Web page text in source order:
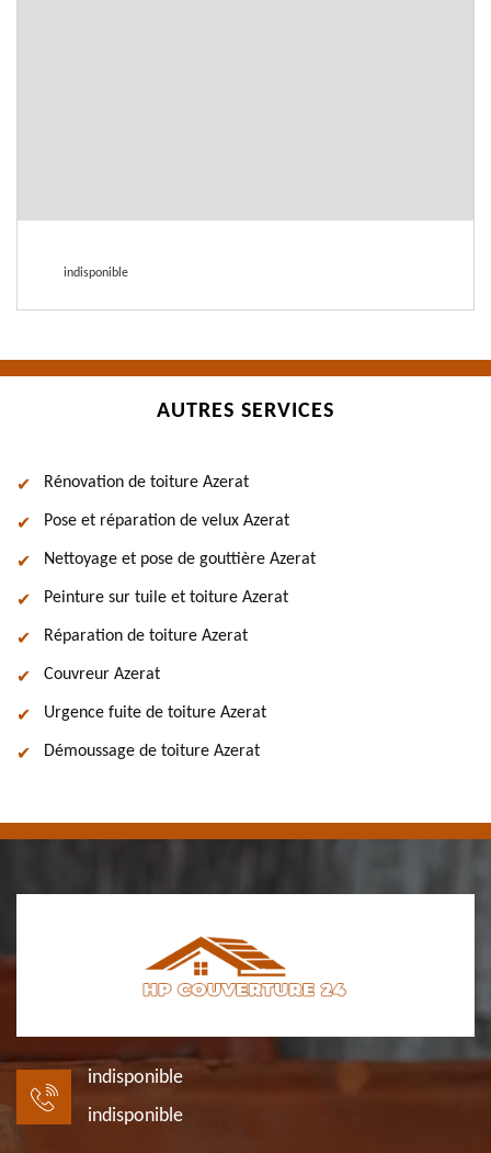
indisponible
AUTRES SERVICES
Rénovation de toiture Azerat
Pose et réparation de velux Azerat
Nettoyage et pose de gouttière Azerat
Peinture sur tuile et toiture Azerat
Réparation de toiture Azerat
Couvreur Azerat
Urgence fuite de toiture Azerat
Démoussage de toiture Azerat
indisponible
indisponible